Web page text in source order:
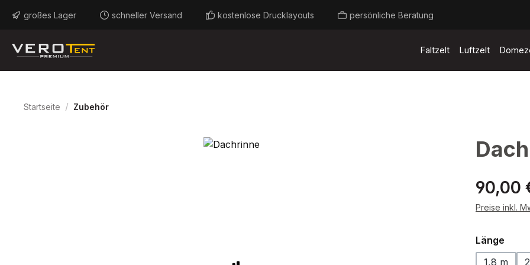
Hauptinhalt springen
Zur Suche springen
Zur Hauptnavigation springen
großes Lager schneller Versand kostenlose Drucklayouts persönliche Beratung
Faltzelt Luftzelt
Startseite / Zubehör
Regulärer
90,00
Preise inkl.
Länge
1,8 m